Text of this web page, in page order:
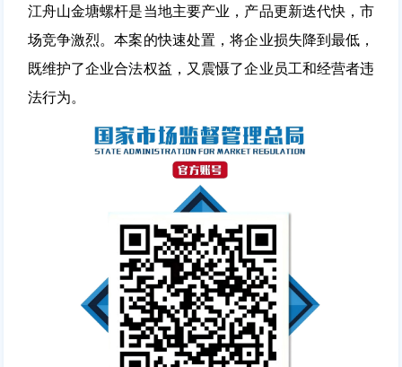
江舟山金塘螺杆是当地主要产业，产品更新迭代快，市
场竞争激烈。本案的快速处置，将企业损失降到最低，
既维护了企业合法权益，又震慑了企业员工和经营者违
法行为。